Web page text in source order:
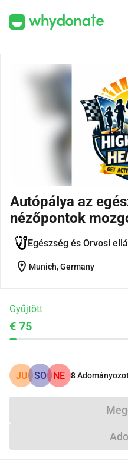
Autópálya az
nézőpontok
Egészség és Orvosi
location_on Munich, Germany
Gyűjtött
€ 75
JU SO NE 8